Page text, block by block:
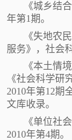
《城乡结
年第1期。
《失地农
服务》，社会
《本土情
《社会科学研
2010年第12期
文库收录。
《单位社
2010年第4期。